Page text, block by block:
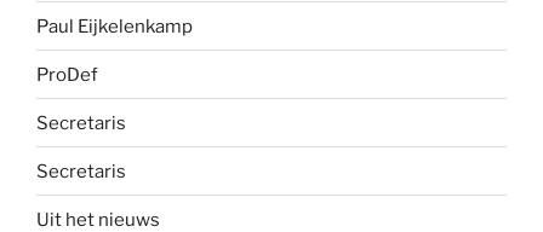
Paul Eijkelenkamp
ProDef
Secretaris
Secretaris
Uit het nieuws